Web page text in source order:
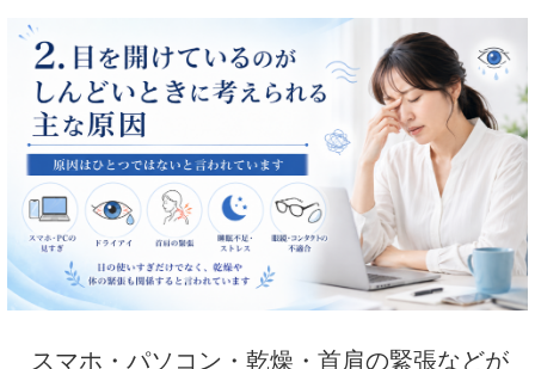
スマホ・パソコン・乾燥・首肩の緊張などが